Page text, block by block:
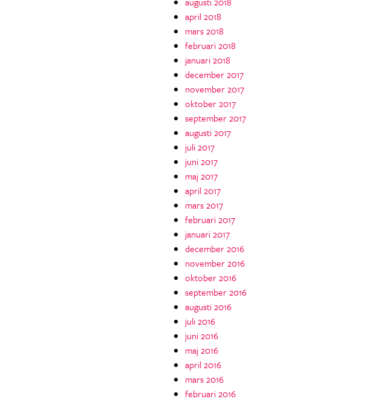
april 2018
mars 2018
februari 2018
januari 2018
december 2017
november 2017
oktober 2017
september 2017
augusti 2017
juli 2017
juni 2017
maj 2017
april 2017
mars 2017
februari 2017
januari 2017
december 2016
november 2016
oktober 2016
september 2016
augusti 2016
juli 2016
juni 2016
maj 2016
april 2016
mars 2016
februari 2016